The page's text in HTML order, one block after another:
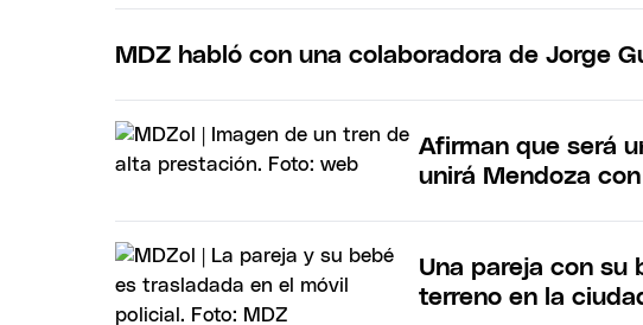
MDZ habló con una colaboradora de Jorge
Afirman que será
unirá Mendoza
Una pareja con su
terreno en la